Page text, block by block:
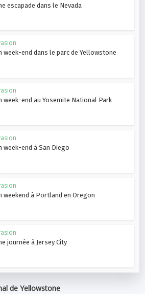
escapade dans le Nevada
week-end dans le parc de Yellowstone
week-end au Yosemite National Park
week-end à San Diego
weekend à Portland en Oregon
journée à Jersey City
de Yellowstone